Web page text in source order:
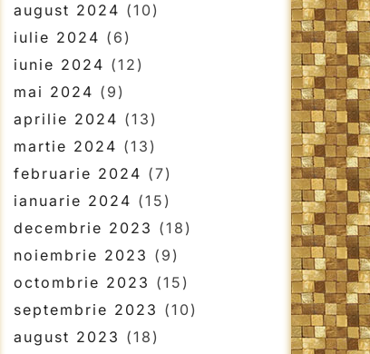
august 2024 (10)
iulie 2024 (6)
iunie 2024 (12)
mai 2024 (9)
aprilie 2024 (13)
martie 2024 (13)
februarie 2024 (7)
ianuarie 2024 (15)
decembrie 2023 (18)
noiembrie 2023 (9)
octombrie 2023 (15)
septembrie 2023 (10)
august 2023 (18)